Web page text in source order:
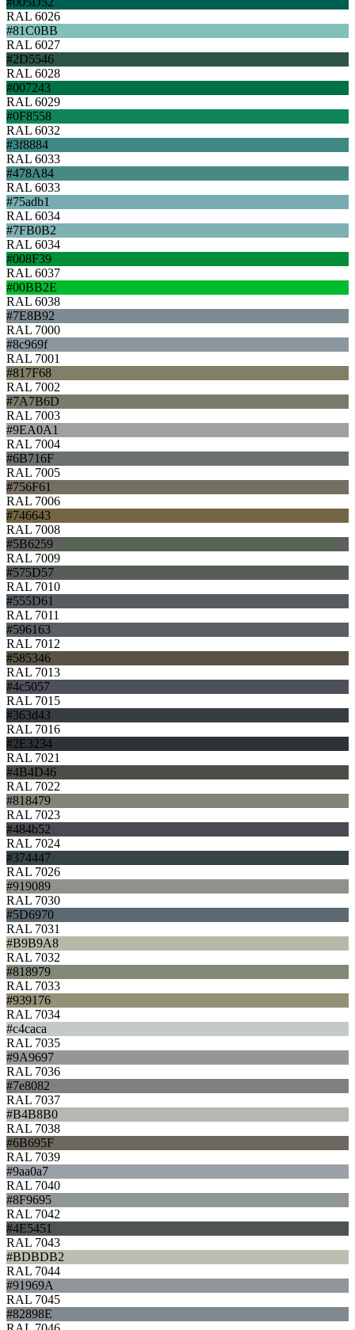
RAL 6026
#81C0BB
RAL 6027
#2D5546
RAL 6028
#007243
RAL 6029
#0F8558
RAL 6032
#3f8884
RAL 6033
#478A84
RAL 6033
#75adb1
RAL 6034
#7FB0B2
RAL 6034
#008F39
RAL 6037
#00BB2E
RAL 6038
#7E8B92
RAL 7000
#8c969f
RAL 7001
#817F68
RAL 7002
#7A7B6D
RAL 7003
#9EA0A1
RAL 7004
#6B716F
RAL 7005
#756F61
RAL 7006
#746643
RAL 7008
#5B6259
RAL 7009
#575D57
RAL 7010
#555D61
RAL 7011
#596163
RAL 7012
#585346
RAL 7013
#4c5057
RAL 7015
#363d43
RAL 7016
#2E3234
RAL 7021
#4B4D46
RAL 7022
#818479
RAL 7023
#484b52
RAL 7024
#374447
RAL 7026
#919089
RAL 7030
#5D6970
RAL 7031
#B9B9A8
RAL 7032
#818979
RAL 7033
#939176
RAL 7034
#c4caca
RAL 7035
#9A9697
RAL 7036
#7e8082
RAL 7037
#B4B8B0
RAL 7038
#6B695F
RAL 7039
#9aa0a7
RAL 7040
#8F9695
RAL 7042
#4E5451
RAL 7043
#BDBDB2
RAL 7044
#91969A
RAL 7045
#82898E